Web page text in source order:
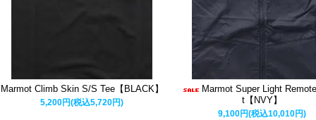
Marmot Climb Skin S/S Tee【BLACK】
5,200円(税込5,720円)
Marmot Super Light
t【NVY】
9,100円(税込10,010円)